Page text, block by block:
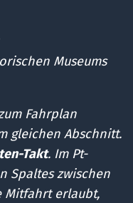
Museums
Fahrplan
gleichen Abschnitt.
Takt. Im Pt-
Spaltes zwischen
Mitfahrt erlaubt,